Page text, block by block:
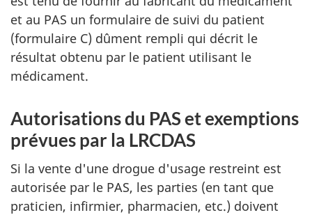
et au PAS un formulaire de suivi du patient
(formulaire C) dûment rempli qui décrit le
résultat obtenu par le patient utilisant le
médicament.
Autorisations du PAS et exemptions
prévues par la LRCDAS
Si la vente d'une drogue d'usage restreint est
autorisée par le PAS, les parties (en tant que
praticien, infirmier, pharmacien, etc.) doivent